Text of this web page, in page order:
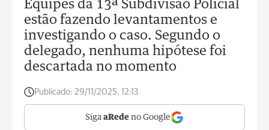
Equipes da 13ª Subdivisão Policial
estão fazendo levantamentos e
investigando o caso. Segundo o
delegado, nenhuma hipótese foi
descartada no momento
Publicado: 29/11/2025, 12:13
Siga aRede no Google